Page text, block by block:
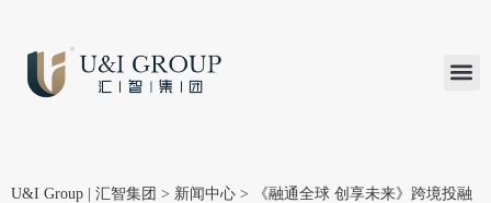
U&I Group | 汇智集团 > 新闻中心 >
《融通全球 创享未来》跨境投融